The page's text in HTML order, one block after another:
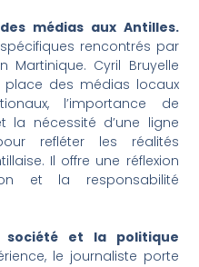
médias aux Antilles.
rencontrés par
Martinique. Cyril Bruyelle
des médias locaux
l’importance de
la nécessité d’une ligne
refléter les réalités
Il offre une réflexion
et la responsabilité
et la politique
le journaliste porte